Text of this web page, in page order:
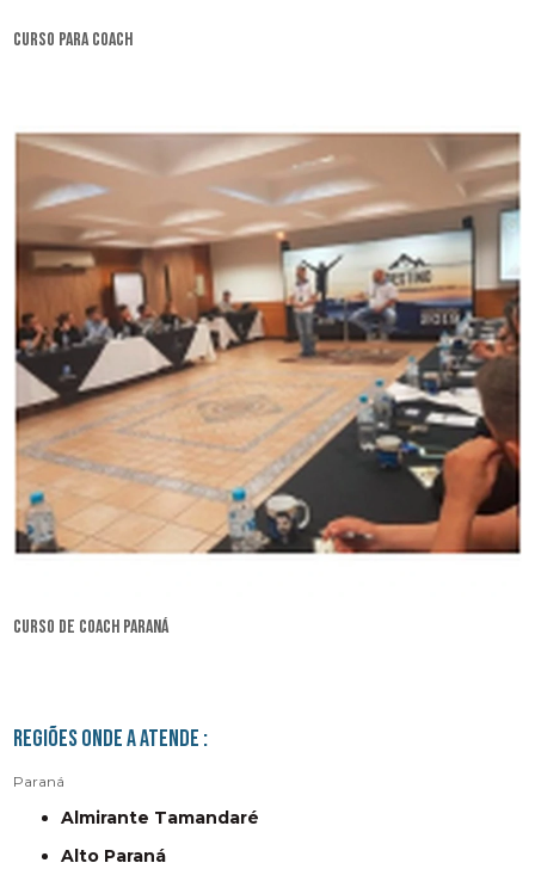
curso para coach
curso de coach Paraná
Regiões onde a atende :
Paraná
Almirante Tamandaré
Alto Paraná